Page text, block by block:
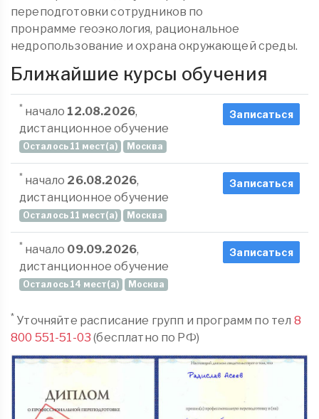
переподготовки сотрудников по
пронрамме геоэкология, рациональное
недропользование и охрана окружающей среды.
Ближайшие курсы обучения
* начало 12.08.2026,
дистанционное обучение
Осталось 11 мест(а) Москва
Записаться
* начало 26.08.2026,
дистанционное обучение
Осталось 11 мест(а) Москва
Записаться
* начало 09.09.2026,
дистанционное обучение
Осталось 14 мест(а) Москва
Записаться
* Уточняйте расписание групп и программ по тел 8
800 551-51-03 (бесплатно по РФ)